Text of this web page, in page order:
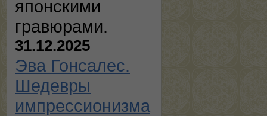
японскими
гравюрами.
31.12.2025
Эва Гонсалес.
Шедевры
импрессионизма